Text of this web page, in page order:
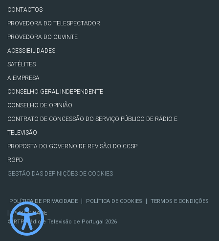
CONTACTOS
PROVEDORA DO TELESPECTADOR
PROVEDORA DO OUVINTE
ACESSIBILIDADES
SATÉLITES
A EMPRESA
CONSELHO GERAL INDEPENDENTE
CONSELHO DE OPINIÃO
CONTRATO DE CONCESSÃO DO SERVIÇO PÚBLICO DE RÁDIO E
TELEVISÃO
PROPOSTA DO GOVERNO DE REVISÃO DO CCSP
RGPD
GESTÃO DAS DEFINIÇÕES DE COOKIES
POLÍTICA DE PRIVACIDADE | POLÍTICA DE COOKIES | TERMOS E CONDIÇÕES
|
PUBLICIDADE
© RTP, Rádio e Televisão de Portugal 2026